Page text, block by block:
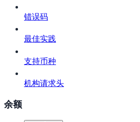
错误码
最佳实践
支持币种
机构请求头
余额